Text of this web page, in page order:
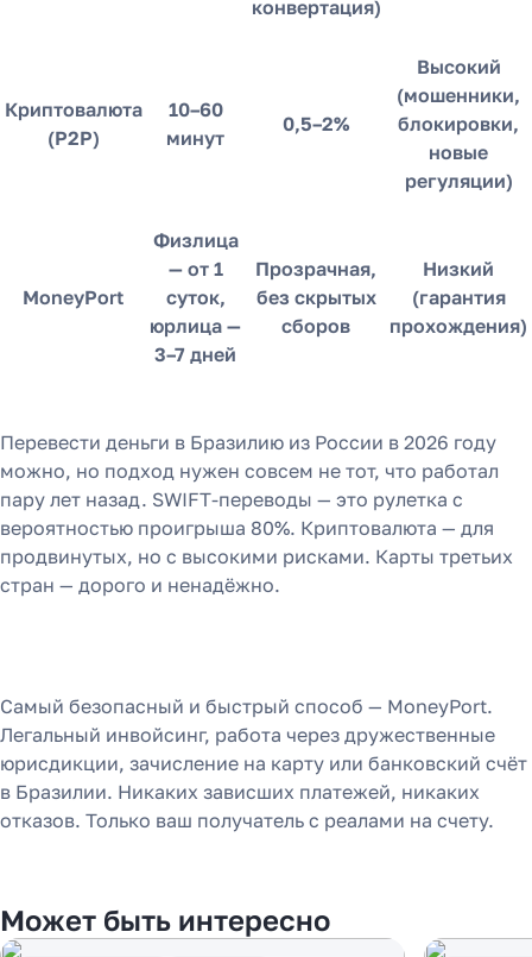
конвертация)
Криптовалюта
(P2P)
10–60
минут
0,5–2%
Высокий
(мошенники,
блокировки,
новые
регуляции)
MoneyPort
Физлица
— от 1
суток,
юрлица —
3–7 дней
Прозрачная,
без скрытых
сборов
Низкий
(гарантия
прохождения)
Перевести деньги в Бразилию из России в 2026 году
можно, но подход нужен совсем не тот, что работал
пару лет назад. SWIFT-переводы — это рулетка с
вероятностью проигрыша 80%. Криптовалюта — для
продвинутых, но с высокими рисками. Карты третьих
стран — дорого и ненадёжно.
Самый безопасный и быстрый способ — MoneyPort.
Легальный инвойсинг, работа через дружественные
юрисдикции, зачисление на карту или банковский счёт
в Бразилии. Никаких зависших платежей, никаких
отказов. Только ваш получатель с реалами на счету.
Может быть интересно